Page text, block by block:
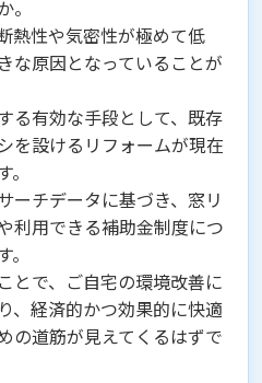
熱性や気密性が極めて低
な原因となっていることが
る有効な手段として、既存
を設けるリフォームが現在
ーチデータに基づき、窓リ
利用できる補助金制度につ
とで、ご自宅の環境改善に
、経済的かつ効果的に快適
の道筋が見えてくるはずで